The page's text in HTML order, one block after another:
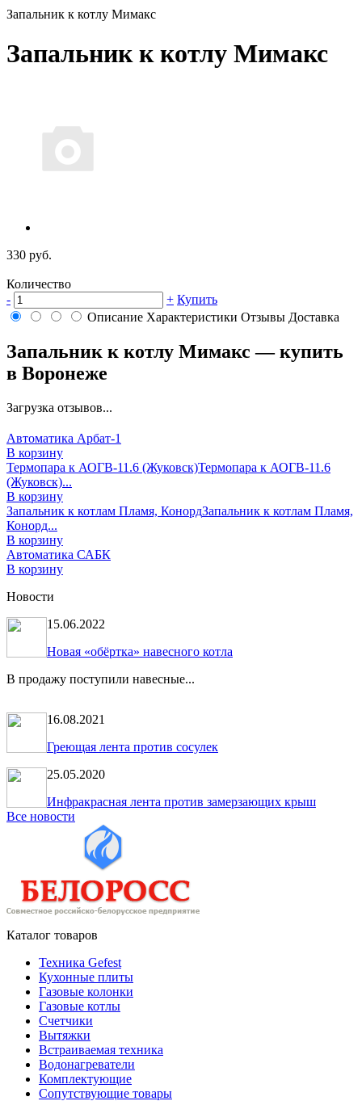
Запальник к котлу Мимакс
Запальник к котлу Мимакс
330 руб.
Количество
-
+ Купить
Описание Характеристики Отзывы Доставка
Запальник к котлу Мимакс — купить
в Воронеже
Загрузка отзывов...
Автоматика Арбат-1
В корзину
Термопара к АОГВ-11.6 (Жуковск)Термопара к АОГВ-11.6
(Жуковск)...
В корзину
Запальник к котлам Пламя, КонордЗапальник к котлам Пламя,
Конорд...
В корзину
Автоматика САБК
В корзину
Новости
15.06.2022
Новая «обёртка» навесного котла
В продажу поступили навесные...
16.08.2021
Греющая лента против сосулек
25.05.2020
Инфракрасная лента против замерзающих крыш
Все новости
Каталог товаров
Техника Gefest
Кухонные плиты
Газовые колонки
Газовые котлы
Счетчики
Вытяжки
Встраиваемая техника
Водонагреватели
Комплектующие
Сопутствующие товары